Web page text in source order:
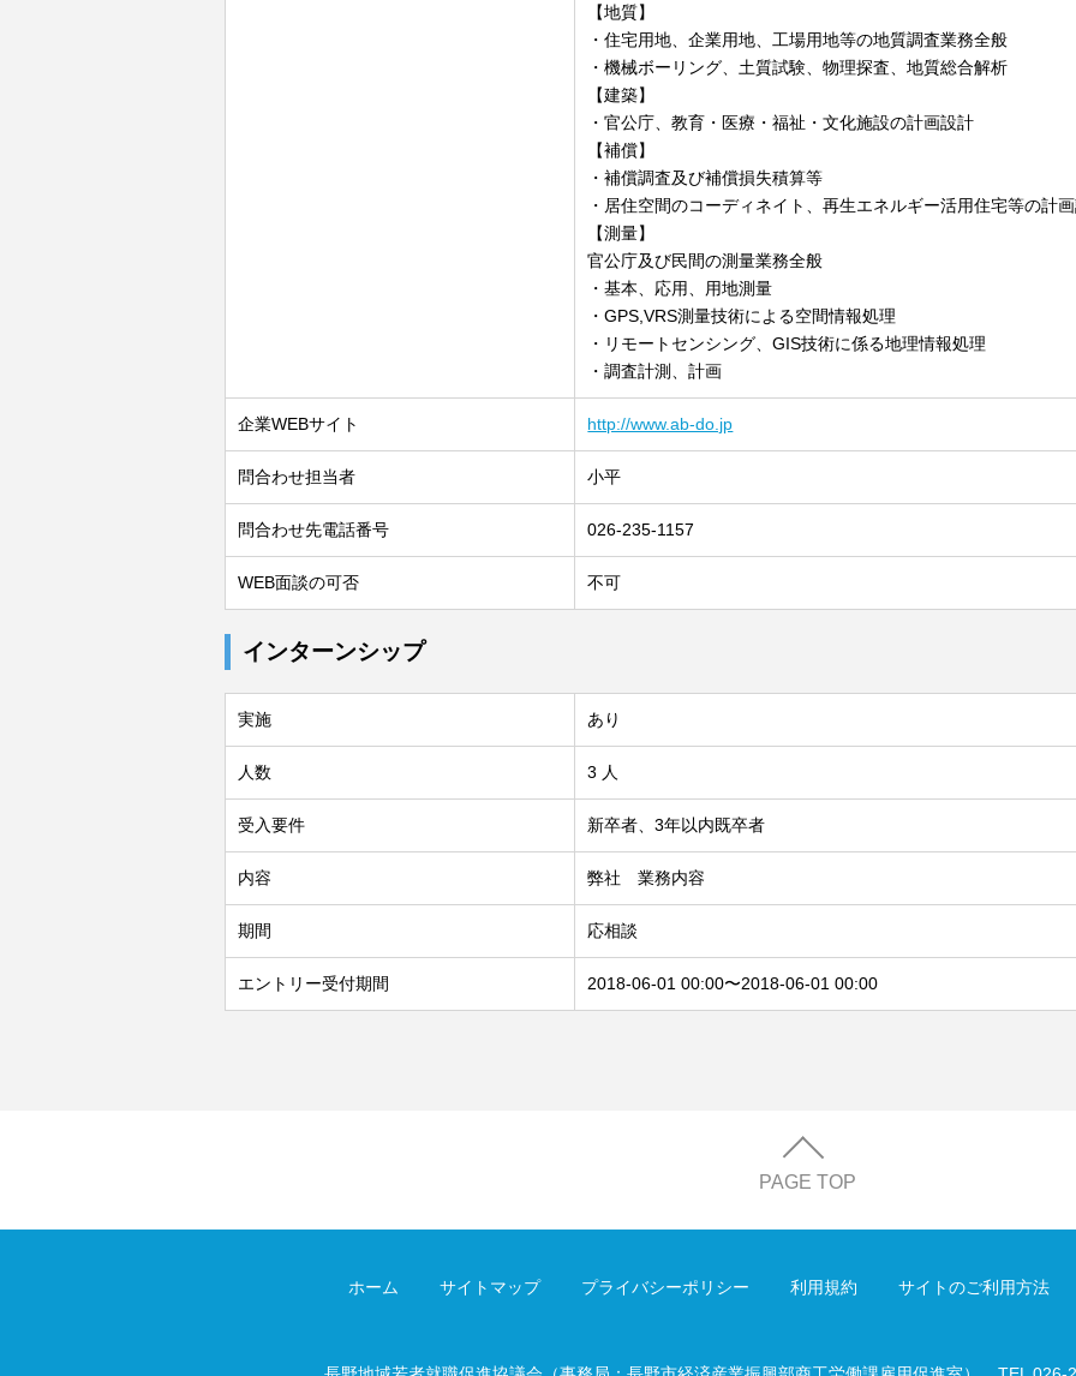
【地質】
・住宅用地、企業用地、工場用地等の地質調査業務全般
・機械ボーリング、土質試験、物理探査、地質総合解析
【建築】
・官公庁、教育・医療・福祉・文化施設の計画設計
【補償】
・補償調査及び補償損失積算等
・居住空間のコーディネイト、再生エネルギー活用住宅等の計
【測量】
官公庁及び民間の測量業務全般
・基本、応用、用地測量
・GPS,VRS測量技術による空間情報処理
・リモートセンシング、GIS技術に係る地理情報処理
・調査計測、計画
企業WEBサイト http://www.ab-do.jp
問合わせ担当者 小平
問合わせ先電話番号 026-235-1157
WEB面談の可否 不可
インターンシップ
実施 あり
人数 3 人
受入要件 新卒者、3年以内既卒者
内容 弊社 業務内容
期間 応相談
エントリー受付期間 2018-06-01 00:00〜2018-06-01 00:00
PAGE TOP
ホーム サイトマップ プライバシーポリシー 利用規約 サイトのご利用方法